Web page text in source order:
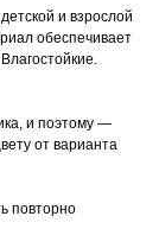
и взрослой
обеспечивает
и поэтому —
от варианта
повторно